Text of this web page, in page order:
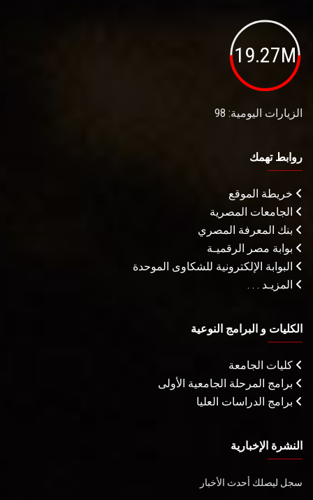
19.27M
الزيارات اليومية: 98
روابط تهمك
خريطة الموقع
الجامعات المصرية
بنك المعرفة المصري
بوابة مصر الرقميـة
البوابة الإلكترونية للشكاوى الموحدة
المزيـد . . .
الكليات و البرامج النوعية
كليات الجامعة
برامج المرحلة الجامعية الأولى
برامج الدراسات العليا
النشرة الإخبارية
سجل ليصلك أحدث الأخبار